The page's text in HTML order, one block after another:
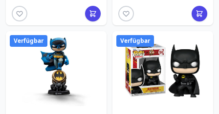
Verfügbar Verfügbar